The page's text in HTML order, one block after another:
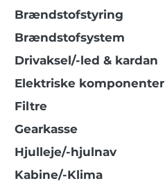
Brændstofstyring
Brændstofsystem
Drivaksel/-led & kardan
Elektriske komponenter
Filtre
Gearkasse
Hjulleje/-hjulnav
Kabine/-Klima